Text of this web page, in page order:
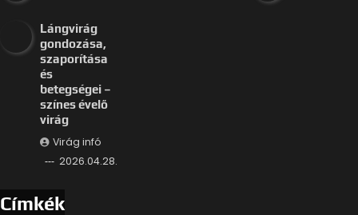
Lángvirág
gondozása,
szaporítása
és
betegségei –
színes évelő
virág
Virág infó
2026.04.28.
Címkék